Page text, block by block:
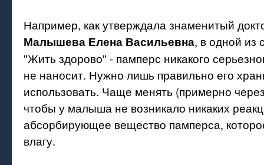
Например, как утверждала знаменитый
Малышева Елена Васильевна, в одной из
"Жить здорово" - памперс никакого
не наносит. Нужно лишь правильно его
использовать. Чаще менять (примерно
чтобы у малыша не возникало никаких
абсорбирующее вещество памперса,
влагу.